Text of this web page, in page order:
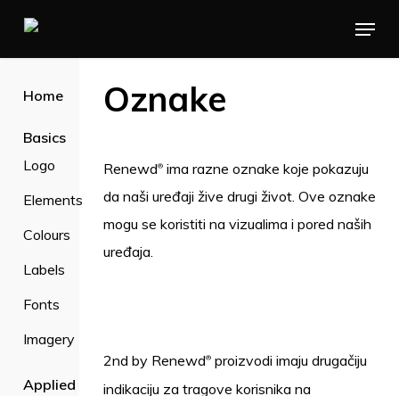
content
Menu
Home
Basics
Logo
Elements
Colours
Labels
Fonts
Imagery
Applied
Oznake
Renewd®ima razne oznake koje pokazuju
da naši uređaji žive drugi život. Ove oznake
mogu se koristiti na vizualima i pored naših
uređaja.
2nd by Renewd®proizvodi imaju drugačiju
indikaciju za tragove korisnika na